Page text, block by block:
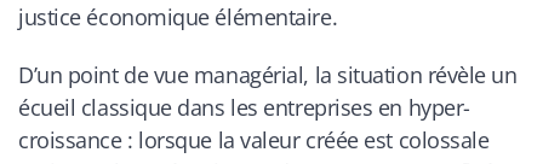
justice économique élémentaire.
D’un point de vue managérial, la situation révèle un
écueil classique dans les entreprises en hyper-
croissance : lorsque la valeur créée est colossale